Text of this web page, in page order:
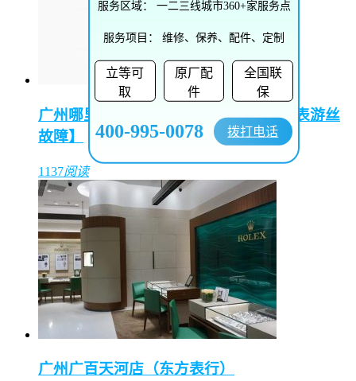
广州哪里能维修欧米茄手表【欧米茄手表游丝
故障】
1137阅读
广州广百天河店（东方表行）
服务区域： 一二三线城市360+家服务点
服务项目： 维修、保养、配件、定制
立等可
取
原厂配
件
全国联
保
400-995-0078 拨打电话